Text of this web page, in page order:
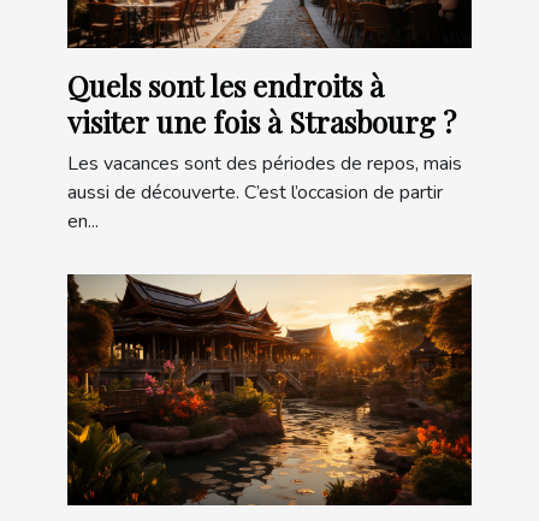
Quels sont les endroits à
visiter une fois à Strasbourg ?
Les vacances sont des périodes de repos, mais
aussi de découverte. C’est l’occasion de partir
en...